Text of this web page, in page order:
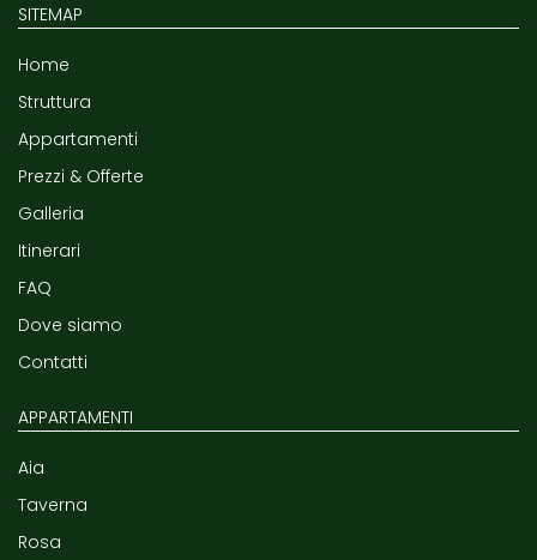
SITEMAP
Home
Struttura
Appartamenti
Prezzi & Offerte
Galleria
Itinerari
FAQ
Dove siamo
Contatti
APPARTAMENTI
Aia
Taverna
Rosa